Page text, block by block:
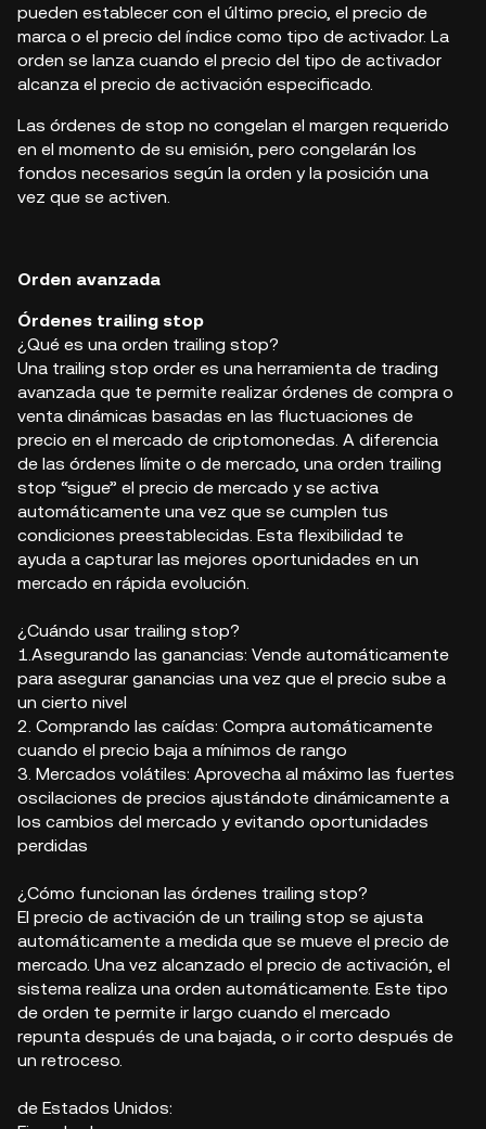
pueden establecer con el último precio, el precio de
marca o el precio del índice como tipo de activador. La
orden se lanza cuando el precio del tipo de activador
alcanza el precio de activación especificado.
Las órdenes de stop no congelan el margen requerido
en el momento de su emisión, pero congelarán los
fondos necesarios según la orden y la posición una
vez que se activen.
Orden avanzada
Órdenes trailing stop
¿Qué es una orden trailing stop?
Una trailing stop order es una herramienta de trading
avanzada que te permite realizar órdenes de compra o
venta dinámicas basadas en las fluctuaciones de
precio en el mercado de criptomonedas. A diferencia
de las órdenes límite o de mercado, una orden trailing
stop “sigue” el precio de mercado y se activa
automáticamente una vez que se cumplen tus
condiciones preestablecidas. Esta flexibilidad te
ayuda a capturar las mejores oportunidades en un
mercado en rápida evolución.
¿Cuándo usar trailing stop?
1.Asegurando las ganancias: Vende automáticamente
para asegurar ganancias una vez que el precio sube a
un cierto nivel
2. Comprando las caídas: Compra automáticamente
cuando el precio baja a mínimos de rango
3. Mercados volátiles: Aprovecha al máximo las fuertes
oscilaciones de precios ajustándote dinámicamente a
los cambios del mercado y evitando oportunidades
perdidas
¿Cómo funcionan las órdenes trailing stop?
El precio de activación de un trailing stop se ajusta
automáticamente a medida que se mueve el precio de
mercado. Una vez alcanzado el precio de activación, el
sistema realiza una orden automáticamente. Este tipo
de orden te permite ir largo cuando el mercado
repunta después de una bajada, o ir corto después de
un retroceso.
de Estados Unidos: